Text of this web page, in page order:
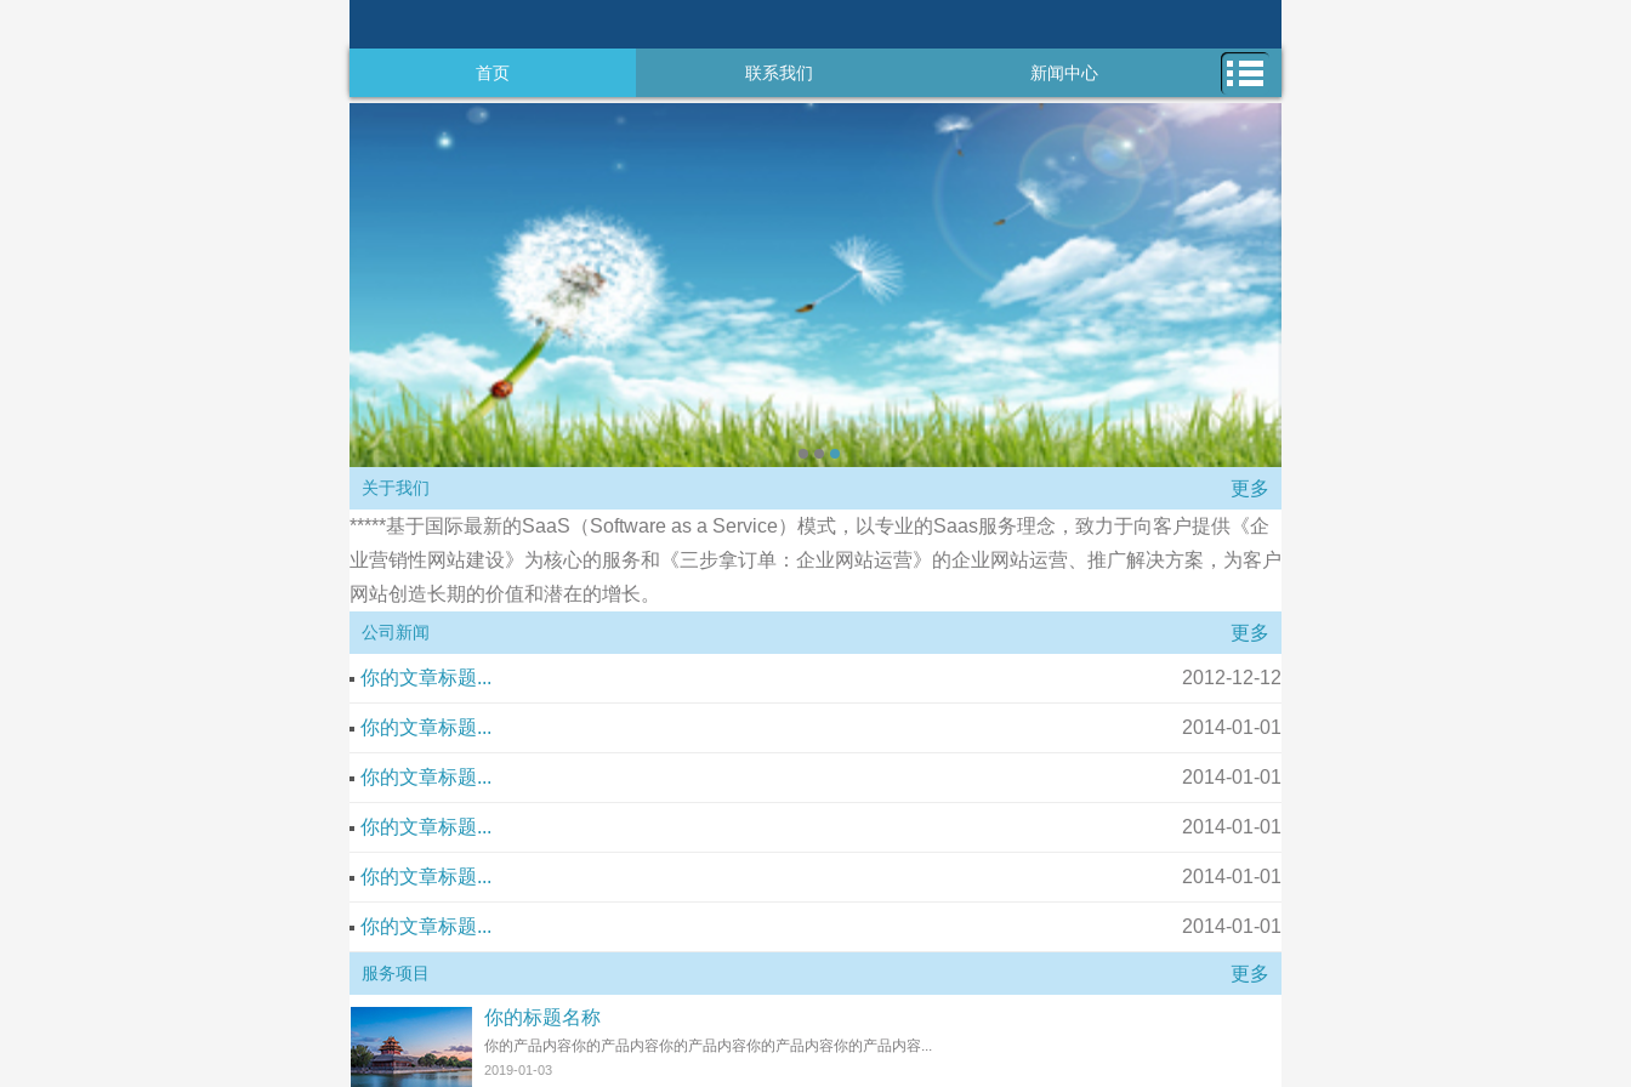
首页 联系我们 新闻中心
公司产品 关于我们
关于我们
更多
*****基于国际最新的SaaS（Software as a Service）模式，以专业的Saas服务理念，致力于向客户提供《企
业营销性网站建设》为核心的服务和《三步拿订单：企业网站运营》的企业网站运营、推广解决方案，为客户
网站创造长期的价值和潜在的增长。
公司新闻 更多
2012-12-12
你的文章标题...
2014-01-01
你的文章标题...
2014-01-01
你的文章标题...
2014-01-01
你的文章标题...
2014-01-01
你的文章标题...
2014-01-01
你的文章标题...
服务项目 更多
你的标题名称
你的产品内容你的产品内容你的产品内容你的产品内容你的产品内容...
2019-01-03